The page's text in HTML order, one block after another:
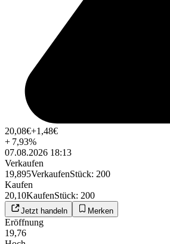
20,08€+1,48€
+ 7,93%
07.08.2026 18:13
Verkaufen
19,895VerkaufenStück: 200
Kaufen
20,10KaufenStück: 200
Jetzt handeln Merken
Eröffnung
19,76